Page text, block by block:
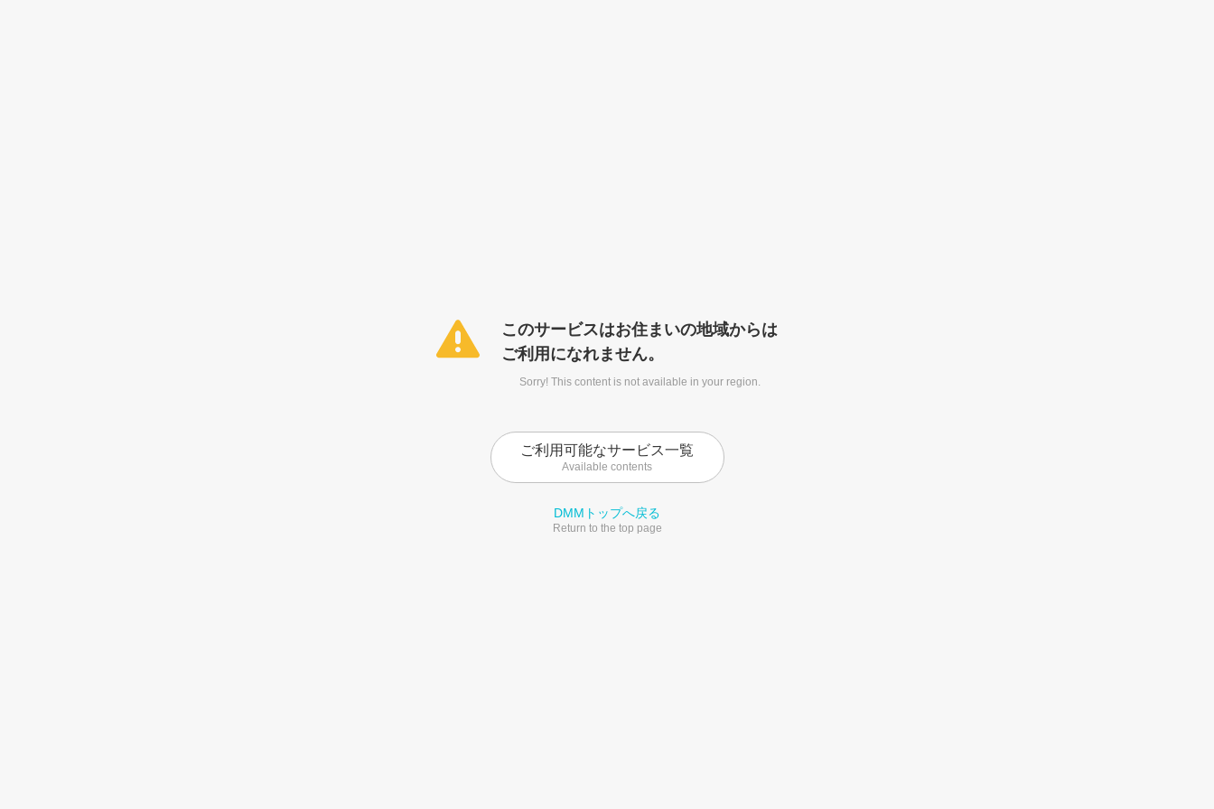
このサービスはお住まいの地域からは
ご利用になれません。
Sorry! This content is not available in your region.
ご利用可能なサービス一覧
Available contents
DMMトップへ戻る
Return to the top page